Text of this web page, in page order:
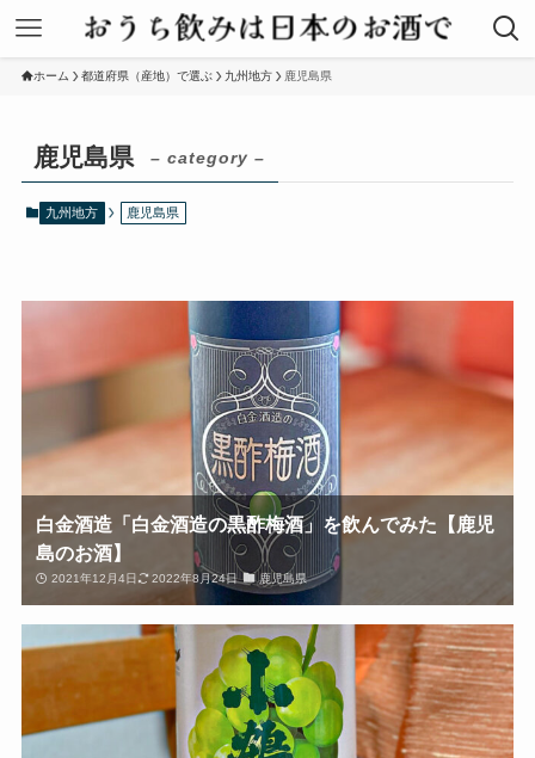
ホーム 都道府県（産地）で選ぶ 九州地方 鹿児島県
鹿児島県 – category –
九州地方 鹿児島県
白金酒造「白金酒造の黒酢梅酒」を飲んでみた【鹿児
島のお酒】
2021年12月4日 2022年8月24日 鹿児島県